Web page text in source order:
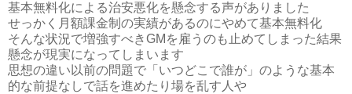
基本無料化による治安悪化を懸念する声がありました
せっかく月額課金制の実績があるのにやめて基本無料化
そんな状況で増強すべきGMを雇うのも止めてしまった結果
懸念が現実になってしまいます
思想の違い以前の問題で「いつどこで誰が」のような基本
的な前提なしで話を進めたり場を乱す人や